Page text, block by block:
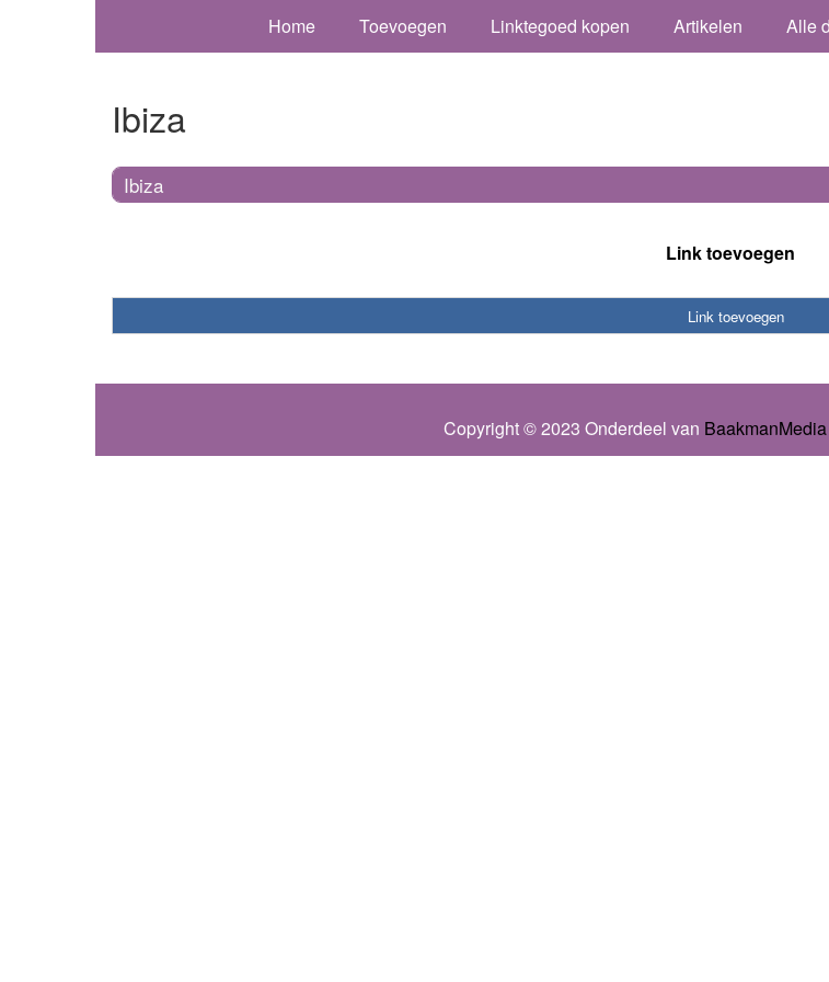
Home Toevoegen Linktegoed kopen Artikelen Alle
Ibiza
Ibiza
Link toevoegen
Link toevoegen
Copyright © 2023 Onderdeel van BaakmanMedia